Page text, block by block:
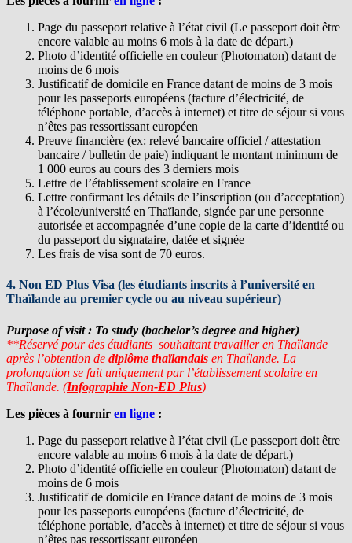
Page du passeport relative à l’état civil (Le passeport doit être
encore valable au moins 6 mois à la date de départ.)
Photo d’identité officielle en couleur (Photomaton) datant de
moins de 6 mois
Justificatif de domicile en France datant de moins de 3 mois
pour les passeports européens (facture d’électricité, de
téléphone portable, d’accès à internet) et titre de séjour si vous
n’êtes pas ressortissant européen
Preuve financière (ex: relevé bancaire officiel / attestation
bancaire / bulletin de paie) indiquant le montant minimum de
1 000 euros au cours des 3 derniers mois
Lettre de l’établissement scolaire en France
Lettre confirmant les détails de l’inscription (ou d’acceptation)
à l’école/université en Thaïlande, signée par une personne
autorisée et accompagnée d’une copie de la carte d’identité ou
du passeport du signataire, datée et signée
Les frais de visa sont de 70 euros.
4. Non ED Plus Visa (les étudiants inscrits à l’université en
Thaïlande au premier cycle ou au niveau supérieur)
Purpose of visit : To study (bachelor’s degree and higher)
**Réservé pour des étudiants souhaitant travailler en Thaïlande
après l’obtention de diplôme thaïlandais en Thaïlande. La
prolongation se fait uniquement par l’établissement scolaire en
Thaïlande. (Infographie Non-ED Plus)
Les pièces à fournir en ligne :
Page du passeport relative à l’état civil (Le passeport doit être
encore valable au moins 6 mois à la date de départ.)
Photo d’identité officielle en couleur (Photomaton) datant de
moins de 6 mois
Justificatif de domicile en France datant de moins de 3 mois
pour les passeports européens (facture d’électricité, de
téléphone portable, d’accès à internet) et titre de séjour si vous
n’êtes pas ressortissant européen